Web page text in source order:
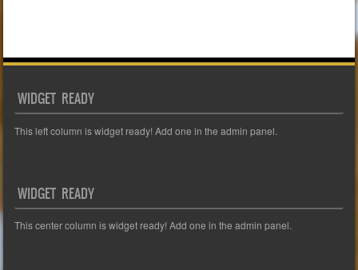
WIDGET READY
This left column is widget ready! Add one in the admin panel.
WIDGET READY
This center column is widget ready! Add one in the admin panel.